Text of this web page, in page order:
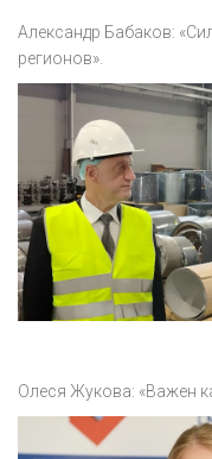
Александр Бабаков:
регионов».
Олеся Жукова: «Важен